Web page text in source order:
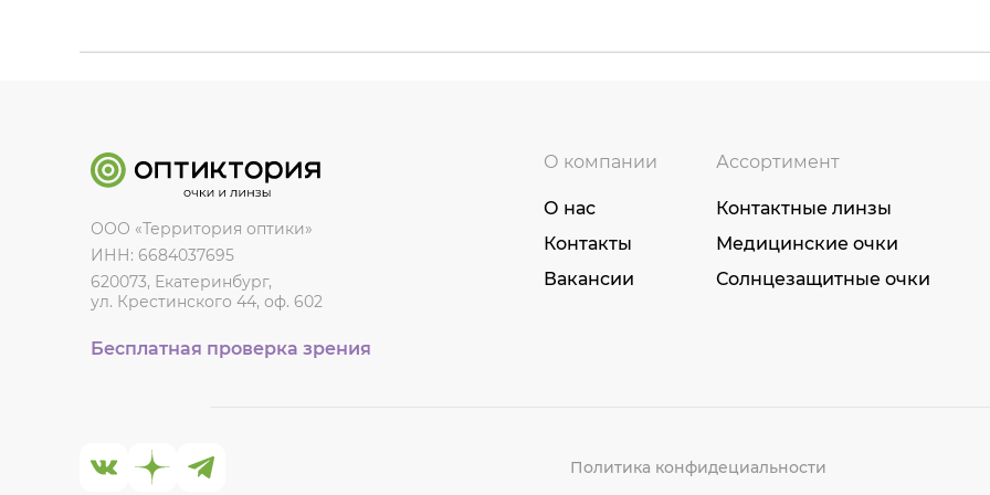
ООО «Территория оптики»
ИНН: 6684037695
620073, Екатеринбург,
ул. Крестинского 44, оф. 602
Бесплатная проверка зрения
О компании
О нас
Контакты
Вакансии
Ассортимент
Контактные линзы
Медицинские очки
Солнцезащитные очки
Политика конфидециальности